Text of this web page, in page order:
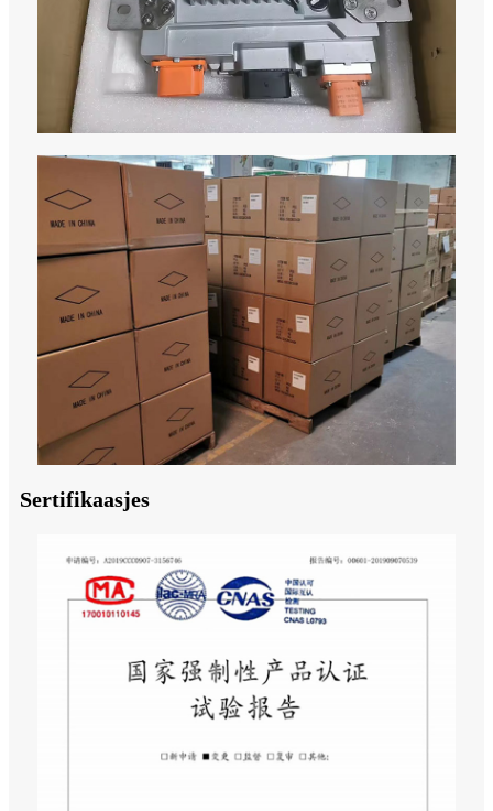
Sertifikaasjes